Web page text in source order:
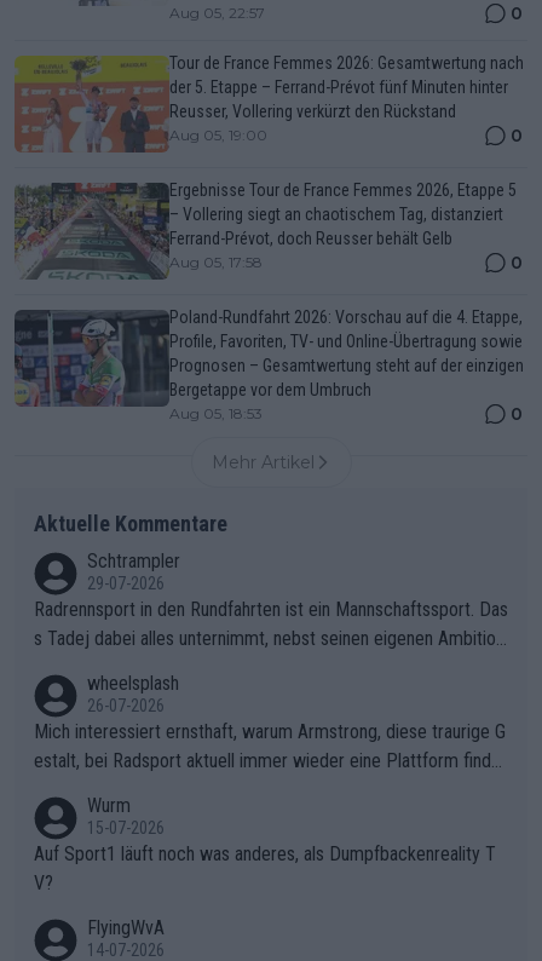
Aug 05, 22:57 0
Tour de France Femmes 2026: Gesamtwertung nach
der 5. Etappe – Ferrand-Prévot fünf Minuten hinter
Reusser, Vollering verkürzt den Rückstand
Aug 05, 19:00 0
Ergebnisse Tour de France Femmes 2026, Etappe 5
– Vollering siegt an chaotischem Tag, distanziert
Ferrand-Prévot, doch Reusser behält Gelb
Aug 05, 17:58 0
Poland-Rundfahrt 2026: Vorschau auf die 4. Etappe,
Profile, Favoriten, TV- und Online-Übertragung sowie
Prognosen – Gesamtwertung steht auf der einzigen
Bergetappe vor dem Umbruch
Aug 05, 18:53 0
Mehr Artikel
Aktuelle Kommentare
Schtrampler
29-07-2026
Radrennsport in den Rundfahrten ist ein Mannschaftssport. Das
s Tadej dabei alles unternimmt, nebst seinen eigenen Ambition
ganze Team auch mental stark zu machen und konkret am Erf
olg teilzuhaben, ist ihm ganz hoch anzurechnen. Das ist ein Zei
chen weit über den Radsport hinaus.
wheelsplash
26-07-2026
Mich interessiert ernsthaft, warum Armstrong, diese traurige G
estalt, bei Radsport aktuell immer wieder eine Plattform finde
Wurm
15-07-2026
Auf Sport1 läuft noch was anderes, als Dumpfbackenreality T
V?
FlyingWvA
14-07-2026